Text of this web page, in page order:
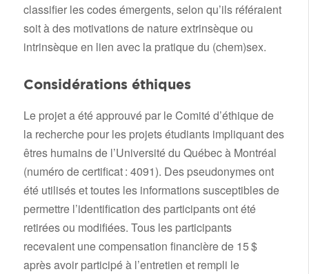
classifier les codes émergents, selon qu’ils référaient
soit à des motivations de nature extrinsèque ou
intrinsèque en lien avec la pratique du (chem)sex.
Considérations éthiques
Le projet a été approuvé par le Comité d’éthique de
la recherche pour les projets étudiants impliquant des
êtres humains de l’Université du Québec à Montréal
(numéro de certificat : 4091). Des pseudonymes ont
été utilisés et toutes les informations susceptibles de
permettre l’identification des participants ont été
retirées ou modifiées. Tous les participants
recevaient une compensation financière de 15 $
après avoir participé à l’entretien et rempli le